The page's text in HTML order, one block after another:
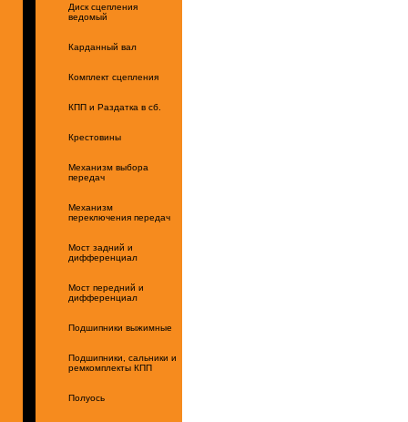
Диск сцепления
ведомый
Карданный вал
Комплект сцепления
КПП и Раздатка в сб.
Крестовины
Механизм выбора
передач
Механизм
переключения передач
Мост задний и
дифференциал
Мост передний и
дифференциал
Подшипники выжимные
Подшипники, сальники и
ремкомплекты КПП
Полуось